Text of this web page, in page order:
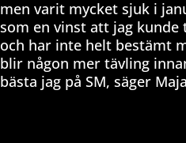
men varit mycket sjuk i
som en vinst att jag kunde
och har inte helt bestämt
blir någon mer tävling
bästa jag på SM, säger